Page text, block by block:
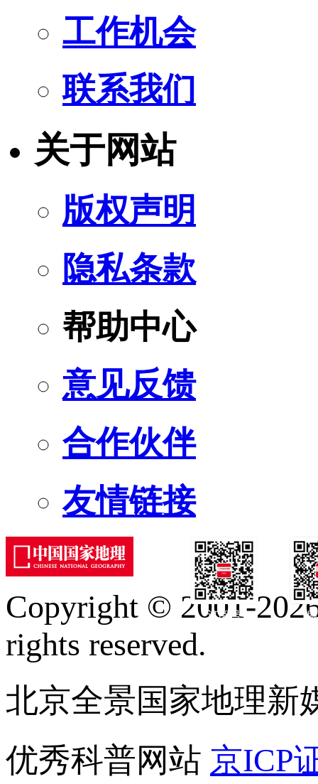
工作机会
联系我们
关于网站
版权声明
隐私条款
帮助中心
意见反馈
合作伙伴
友情链接
订阅号
Copyright © 2001-
rights reserved.
北京全景国家地理新
优秀科普网站 京ICP